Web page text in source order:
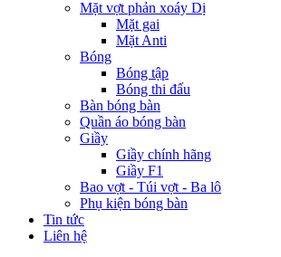
Mặt vợt phản xoáy Dị
Mặt gai
Mặt Anti
Bóng
Bóng tập
Bóng thi đấu
Bàn bóng bàn
Quần áo bóng bàn
Giầy
Giầy chính hãng
Giầy F1
Bao vợt - Túi vợt - Ba lô
Phụ kiện bóng bàn
Tin tức
Liên hệ